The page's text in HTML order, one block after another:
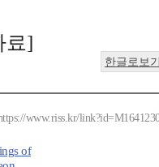
료]
한글로보
www.riss.kr/
of